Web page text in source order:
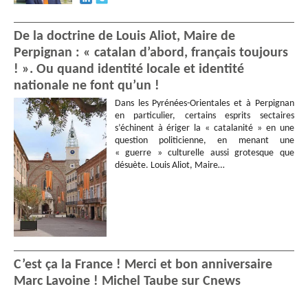
De la doctrine de Louis Aliot, Maire de
Perpignan : « catalan d’abord, français toujours
! ». Ou quand identité locale et identité
nationale ne font qu’un !
Dans les Pyrénées-Orientales et à Perpignan
en particulier, certains esprits sectaires
s’échinent à ériger la « catalanité » en une
question politicienne, en menant une
« guerre » culturelle aussi grotesque que
désuète. Louis Aliot, Maire…
C’est ça la France ! Merci et bon anniversaire
Marc Lavoine ! Michel Taube sur Cnews